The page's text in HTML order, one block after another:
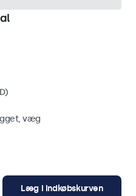
væg
Læg i indkøbskurven